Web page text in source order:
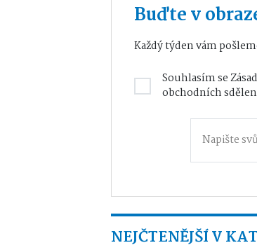
Buďte v
Každý týden vám
Souhlasím se
obchodních
NEJČTENĚJŠÍ V